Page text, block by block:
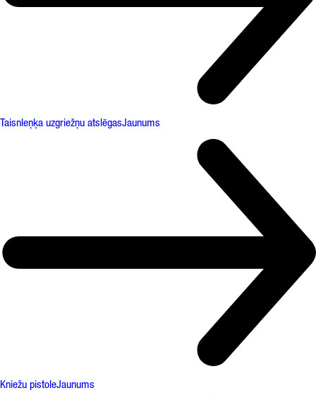
Taisnleņķa uzgriežņu atslēgasJaunums
Kniežu pistoleJaunums